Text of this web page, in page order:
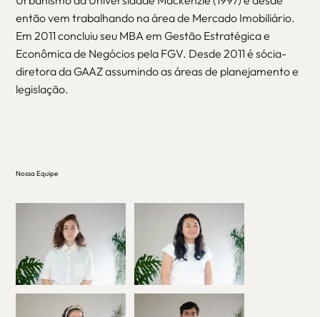
então vem trabalhando na área de Mercado Imobiliário.
Em 2011 concluiu seu MBA em Gestão Estratégica e
Econômica de Negócios pela FGV. Desde 2011 é sócia-
diretora da GAAZ assumindo as áreas de planejamento e
legislação.
Nossa Equipe